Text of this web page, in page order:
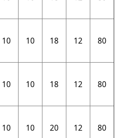
10 10 18 12 80
10 10 18 12 80
10 10 20 12 80